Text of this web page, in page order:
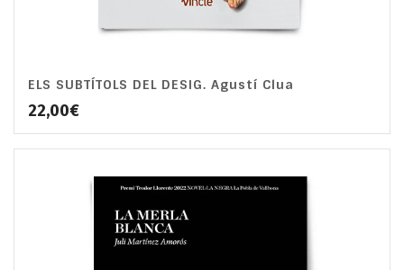
ELS SUBTÍTOLS DEL DESIG. Agustí Clua
22,00€